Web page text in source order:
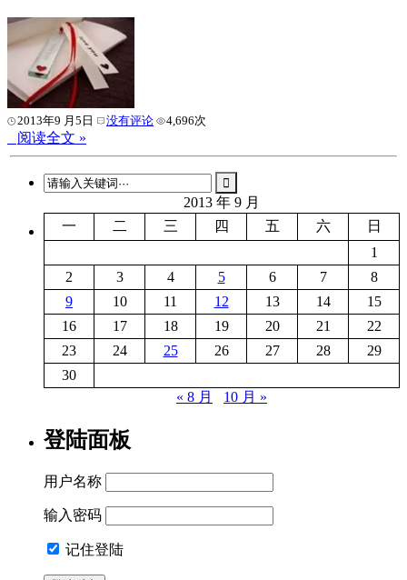
2013年9 月5日 没有评论 4,696次
阅读全文 »
2013 年 9 月
一
二 三 四 五 六
日
1
2
3 4 5 6 7
8
9
10 11 12 13 14
15
16
17 18 19 20 21
22
23
24 25 26 27 28
29
30
« 8 月
10 月 »
登陆面板
用户名称
输入密码
记住登陆